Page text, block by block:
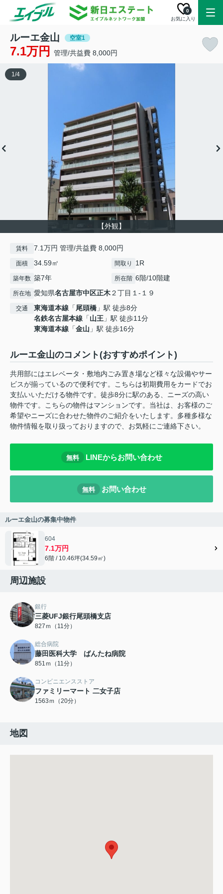
お気に入り
0
ルーエ金山 空室1
7.1万円 管理/共益費 8,000円
【外観】
1/4
賃料 7.1万円 管理/共益費 8,000円
面積 34.59㎡ 間取り 1R
築年数 築7年 所在階 6階/10階建
所在地 愛知県名古屋市中区正木２丁目１-１９
交通 東海道本線 「尾頭橋 」駅 徒歩8分
名鉄名古屋本線 「山王 」駅 徒歩11分
東海道本線 「金山 」駅 徒歩16分
ルーエ金山のコメント(おすすめポイント)
共用部にはエレベータ・敷地内ごみ置き場など様々な設備やサー
ビスが揃っているので便利です。こちらは初期費用をカードでお
支払いいただける物件です。徒歩8分に駅のある、ニーズの高い
物件です。こちらの物件はマンションです。当社は、お客様のご
希望やニーズに合わせた物件のご紹介をいたします。多種多様な
物件情報を取り扱っておりますので、お気軽にご連絡下さい。
無料 LINEからお問い合わせ
無料 お問い合わせ
ルーエ金山の募集中物件
604
7.1万円
6階 / 10.46坪(34.59㎡)
周辺施設
銀行
三菱UFJ銀行尾頭橋支店
827ｍ（11分）
総合病院
藤田医科大学 ばんたね病院
851ｍ（11分）
コンビニエンスストア
ファミリーマート 二女子店
1563ｍ（20分）
地図